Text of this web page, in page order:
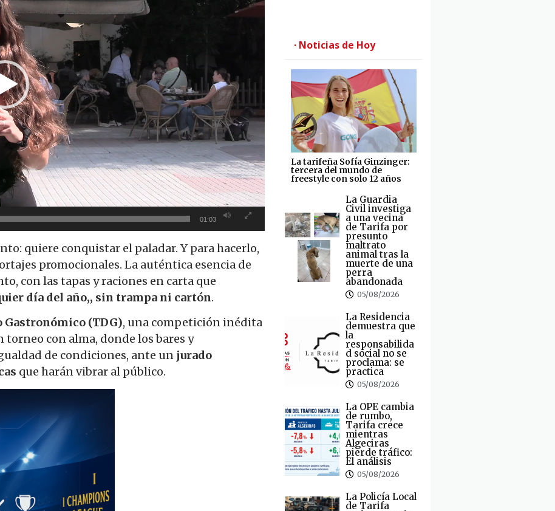
01:03
quiere conquistar el paladar. Y para hacerlo,
promocionales. La auténtica esencia de
con las tapas y raciones en carta que
día del año,, sin trampa ni cartón.
Gastronómico (TDG), una competición inédita
torneo con alma, donde los bares y
de condiciones, ante un jurado
que harán vibrar al público.
· Noticias de Hoy
La tarifeña Sofía Ginzinger:
tercera del mundo de
freestyle con solo 12 años
La Guardia
Civil investiga
a una vecina
de Tarifa por
presunto
maltrato
animal tras la
muerte de una
perra
abandonada
05/08/2026
La Residencia
demuestra que
la
responsabilida
d social no se
proclama: se
practica
05/08/2026
La OPE cambia
de rumbo,
Tarifa crece
mientras
Algeciras
pierde tráfico:
El análisis
05/08/2026
La Policía Local
de Tarifa